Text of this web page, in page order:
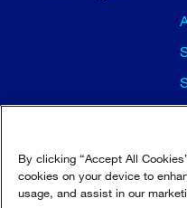
Medien
By clicking “Accept All
cookies on your device to
usage, and assist in our